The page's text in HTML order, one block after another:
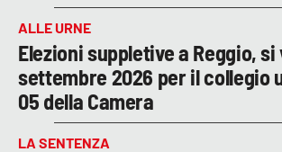
ALLE URNE
Elezioni suppletive a Reggio, si
settembre 2026 per il collegio
05 della Camera
LA SENTENZA